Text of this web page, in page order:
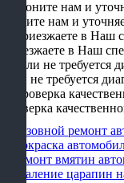
Звоните нам и
Приезжаете в Наш
Если не требуется
Проверка
Кузовной ремонт
Покраска
Ремонт вмятин
Удаление царапин